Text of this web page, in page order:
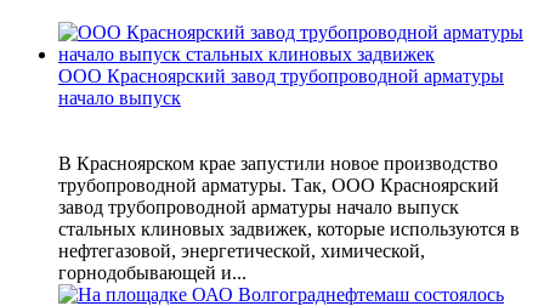
ООО Красноярский завод трубопроводной арматуры
начало выпуск
В Красноярском крае запустили новое производство
трубопроводной арматуры. Так, ООО Красноярский
завод трубопроводной арматуры начало выпуск
стальных клиновых задвижек, которые используются в
нефтегазовой, энергетической, химической,
горнодобывающей и...